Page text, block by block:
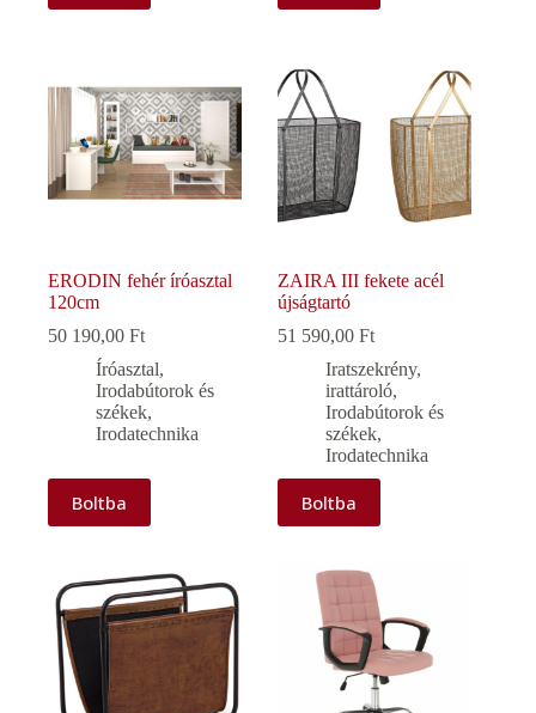
ERODIN fehér íróasztal
120cm
50 190,00 Ft
Íróasztal,
Irodabútorok és
székek,
Irodatechnika
Boltba
ZAIRA III fekete acél
újságtartó
51 590,00Ft
Iratszekrény,
irattároló,
Irodabútorok és
székek,
Irodatechnika
Boltba